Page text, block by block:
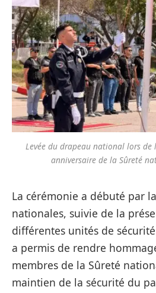
Levée du drapeau national lors de
anniversaire de la Sûreté
La cérémonie a débuté par
nationales, suivie de la
différentes unités de
a permis de rendre
membres de la Sûreté
maintien de la sécurité du